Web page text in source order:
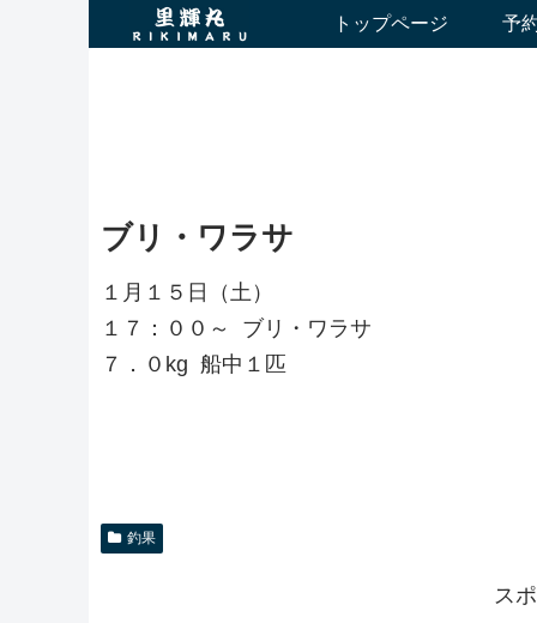
トップページ 予
ブリ・ワラサ
１月１５日（土）
１７：００～ ブリ・ワラサ
７．０kg 船中１匹
釣果
ス